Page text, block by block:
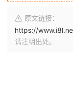
原文链接：
https://
请注明出处。